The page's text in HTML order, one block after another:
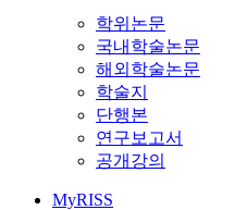
학위논문
국내학술논문
해외학술논문
학술지
단행본
연구보고서
공개강의
MyRISS